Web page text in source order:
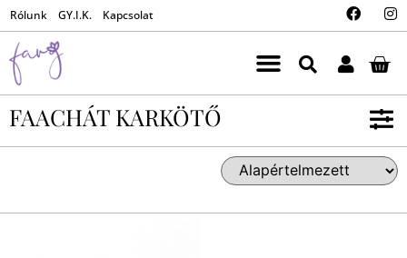
Rólunk GY.I.K. Kapcsolat
FAACHÁT KARKÖTŐ